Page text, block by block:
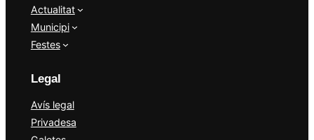
Actualitat
Municipi
Festes
Legal
Avís legal
Privadesa